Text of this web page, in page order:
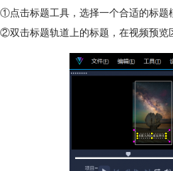
①点击标题工具，选择一个合适的标题
②双击标题轨道上的标题，在视频预览